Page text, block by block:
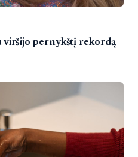
viršijo pernykštį rekordą